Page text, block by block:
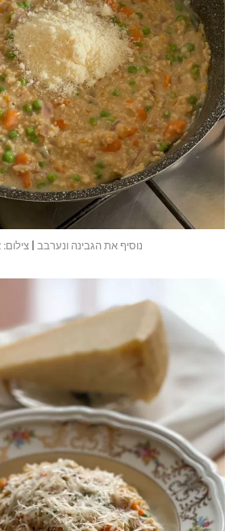
נוסיף את הגבינה ונערבב | צילום: